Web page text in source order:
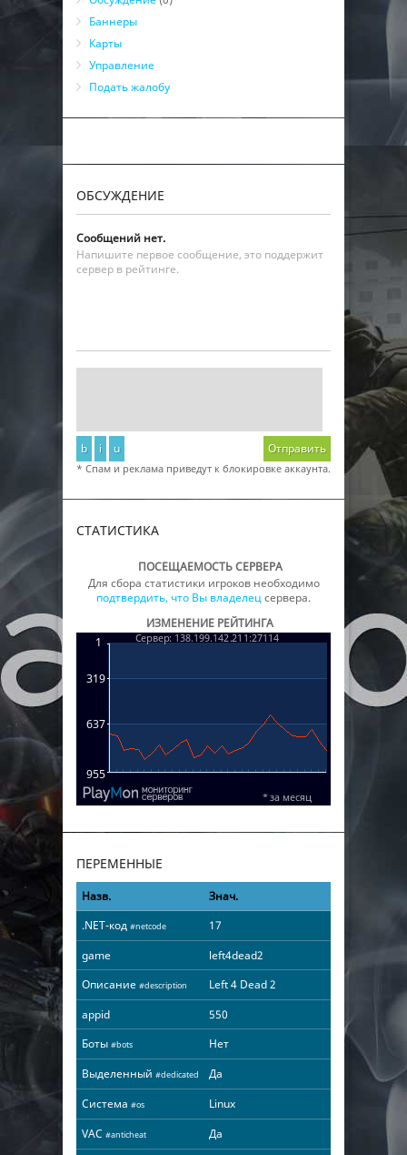
Баннеры
Карты
Управление
Подать жалобу
ОБСУЖДЕНИЕ
Сообщений нет.
Напишите первое сообщение, это поддержит
сервер в рейтинге.
b i u Отправить
* Спам и реклама приведут к блокировке аккаунта.
СТАТИСТИКА
ПОСЕЩАЕМОСТЬ СЕРВЕРА
Для сбора статистики игроков необходимо
подтвердить, что Вы владелецсервера.
ИЗМЕНЕНИЕ РЕЙТИНГА
ПЕРЕМЕННЫЕ
Назв.
Знач.
.NET-код #netcode
17
game
left4dead2
Описание #description
Left 4 Dead 2
appid
550
Боты #bots
Нет
Выделенный #dedicated
Да
Система #os
Linux
VAC #anticheat
Да